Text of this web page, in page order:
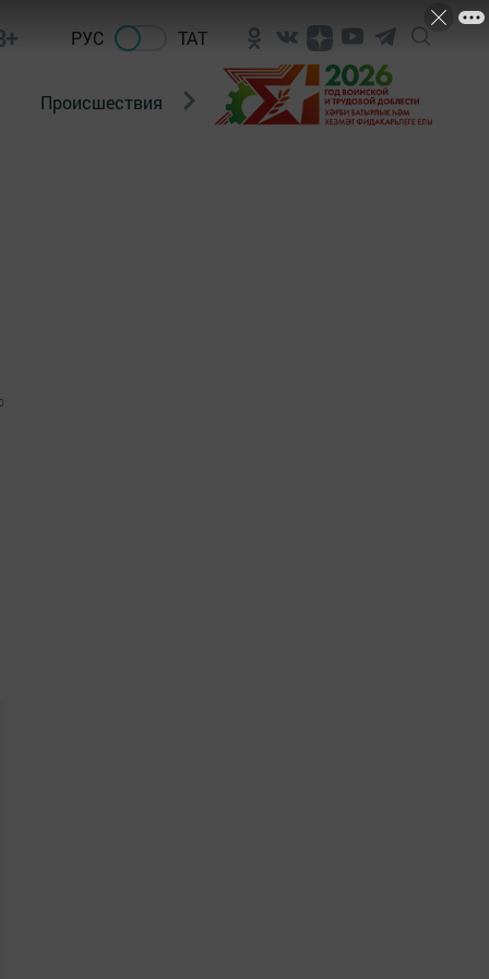
РУС ТАТ
Происшествия Новости Госавтоинспекции